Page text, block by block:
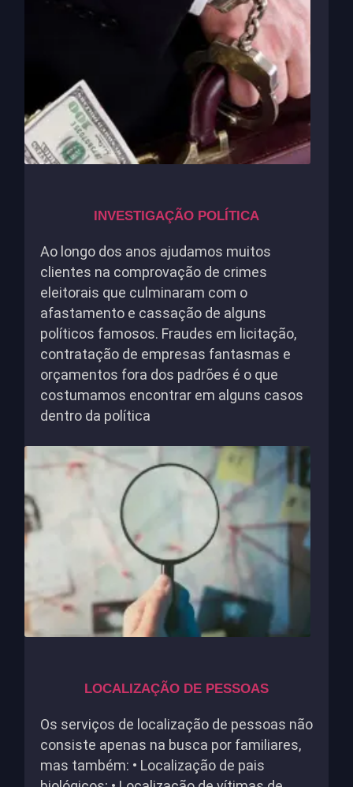
INVESTIGAÇÃO POLÍTICA
Ao longo dos anos ajudamos muitos
clientes na comprovação de crimes
eleitorais que culminaram com o
afastamento e cassação de alguns
políticos famosos. Fraudes em licitação,
contratação de empresas fantasmas e
orçamentos fora dos padrões é o que
costumamos encontrar em alguns casos
dentro da política
LOCALIZAÇÃO DE PESSOAS
Os serviços de localização de pessoas não
consiste apenas na busca por familiares,
mas também: • Localização de pais